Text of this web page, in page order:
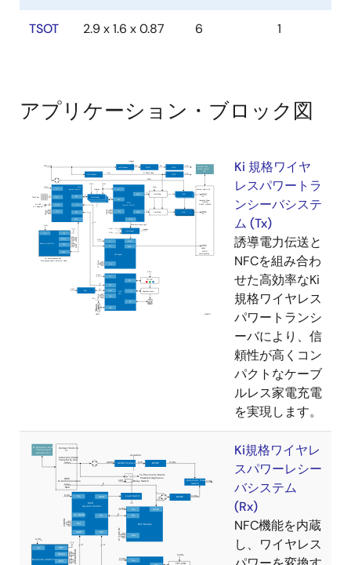
TSOT 2.9 x 1.6 x 0.87 6 1
アプリケーション・ブロック図
Ki 規格ワイヤ
レスパワートラ
ンシーバシステ
ム (Tx)
誘導電力伝送と
NFCを組み合わ
せた高効率なKi
規格ワイヤレス
パワートランシ
ーバにより、信
頼性が高くコン
パクトなケーブ
ルレス家電充電
を実現します。
Ki規格ワイヤレ
スパワーレシー
バシステム
(Rx)
NFC機能を内蔵
し、ワイヤレス